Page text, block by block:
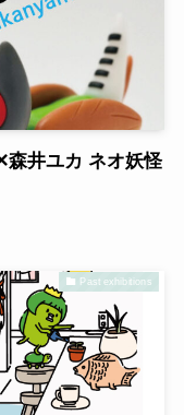
森井ユカ ネオ妖怪
Past exhibitions